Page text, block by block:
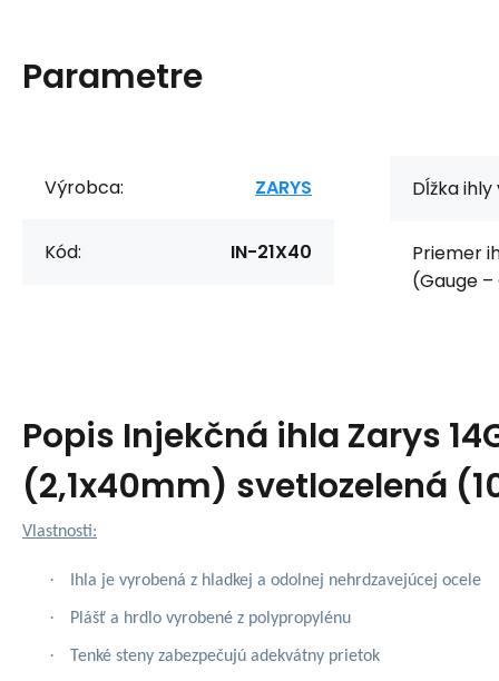
Parametre
Výrobca: ZARYS
Kód: IN-21X40
Dĺžka
Priemer
(Gauge –
Popis Injekčná ihla Zarys
(2,1x40mm) svetlozelená
Vlastnosti:
· Ihla je vyrobená z hladkej a odolnej nehrdzavejúcej ocele
· Plášť a hrdlo vyrobené z polypropylénu
· Tenké steny zabezpečujú adekvátny prietok